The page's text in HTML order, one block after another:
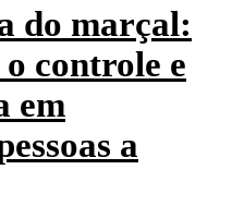
do marçal:
controle e
em
a